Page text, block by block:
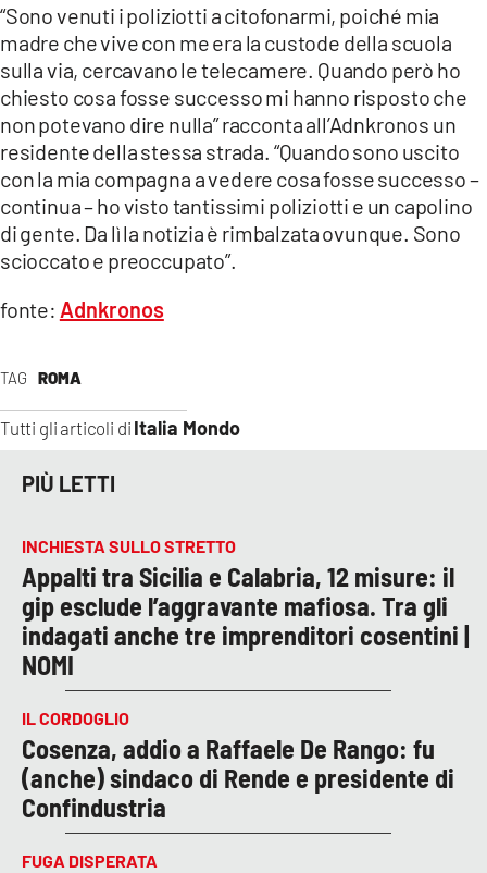
APPLE
TAG ROMA
Tutti gli articoli di Italia Mondo
“Sono venuti i poliziotti a citofonarmi, poiché mia
madre che vive con me era la custode della scuola
sulla via, cercavano le telecamere. Quando però ho
chiesto cosa fosse successo mi hanno risposto che
non potevano dire nulla” racconta all’Adnkronos un
residente della stessa strada. “Quando sono uscito
con la mia compagna a vedere cosa fosse successo –
continua – ho visto tantissimi poliziotti e un capolino
di gente. Da lì la notizia è rimbalzata ovunque. Sono
scioccato e preoccupato”.
fonte: Adnkronos
PIÙ LETTI
INCHIESTA SULLO STRETTO
Appalti tra Sicilia e Calabria, 12 misure: il
gip esclude l’aggravante mafiosa. Tra gli
indagati anche tre imprenditori cosentini |
NOMI
IL CORDOGLIO
Cosenza, addio a Raffaele De Rango: fu
(anche) sindaco di Rende e presidente di
Confindustria
FUGA DISPERATA